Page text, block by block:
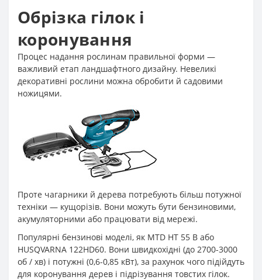
Обрізка гілок і
коронування
Процес надання рослинам правильної форми —
важливий етап ландшафтного дизайну. Невеликі
декоративні рослини можна обробити й садовими
ножицями.
Проте чагарники й дерева потребують більш потужної
техніки — кущорізів. Вони можуть бути бензиновими,
акумуляторними або працювати від мережі.
Популярні бензинові моделі, як MTD HT 55 B або
HUSQVARNA 122HD60. Вони швидкохідні (до 2700-3000
об / хв) і потужні (0,6-0,85 кВт), за рахунок чого підійдуть
для коронування дерев і підрізування товстих гілок.